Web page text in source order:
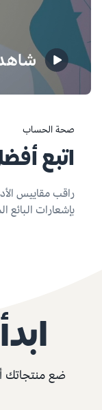
صحة الحساب
اتبع
راقب مقاييس
بإشعارات البائع
ضع منتجاتك